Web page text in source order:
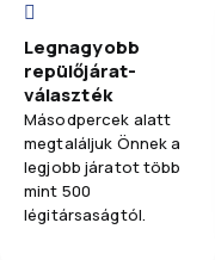
Legnagyobb
repülőjárat-
választék
Másodpercek alatt
megtaláljuk Önnek a
legjobb járatot több
mint 500
légitársaságtól.